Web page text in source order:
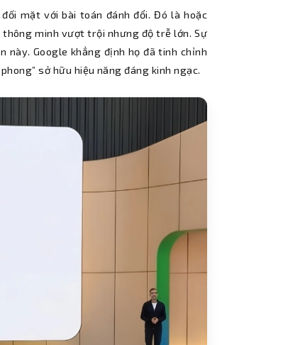
mặt với bài toán đánh đổi. Đó là hoặc
minh vượt trội nhưng độ trễ lớn. Sự
này. Google khẳng định họ đã tinh chỉnh
sở hữu hiệu năng đáng kinh ngạc.